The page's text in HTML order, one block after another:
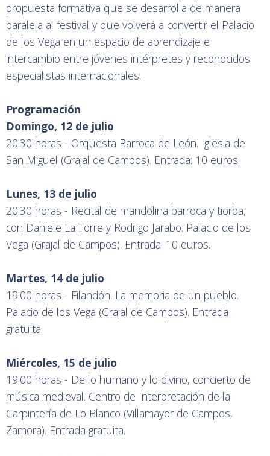
propuesta formativa que se desarrolla de manera
paralela al festival y que volverá a convertir el Palacio
de los Vega en un espacio de aprendizaje e
intercambio entre jóvenes intérpretes y reconocidos
especialistas internacionales.
Programación
Domingo, 12 de julio
20:30 horas - Orquesta Barroca de León. Iglesia de
San Miguel (Grajal de Campos). Entrada: 10 euros.
Lunes, 13 de julio
20:30 horas - Recital de mandolina barroca y tiorba,
con Daniele La Torre y Rodrigo Jarabo. Palacio de los
Vega (Grajal de Campos). Entrada: 10 euros.
Martes, 14 de julio
19:00 horas - Filandón. La memoria de un pueblo.
Palacio de los Vega (Grajal de Campos). Entrada
gratuita.
Miércoles, 15 de julio
19:00 horas - De lo humano y lo divino, concierto de
música medieval. Centro de Interpretación de la
Carpintería de Lo Blanco (Villamayor de Campos,
Zamora). Entrada gratuita.